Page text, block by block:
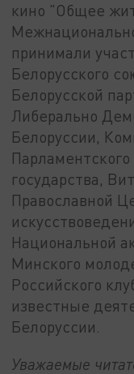
кино "Общее
принимали
Белорусского
Белорусской
Либерально
Белоруссии,
государства,
Православной
Национальной
Минского
Российского
известные
Белоруссии.
Уважаемые